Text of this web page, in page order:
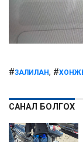
#ЗАЛИЛАН, #
САНАЛ БОЛГОХ